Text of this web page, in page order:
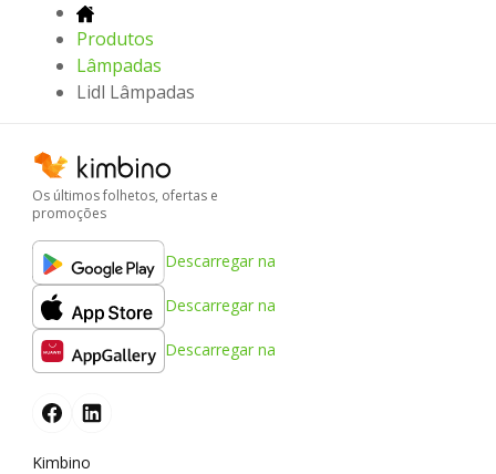
Produtos
Lâmpadas
Lidl Lâmpadas
Os últimos folhetos, ofertas e
promoções
Descarregar na
Descarregar na
Descarregar na
Kimbino